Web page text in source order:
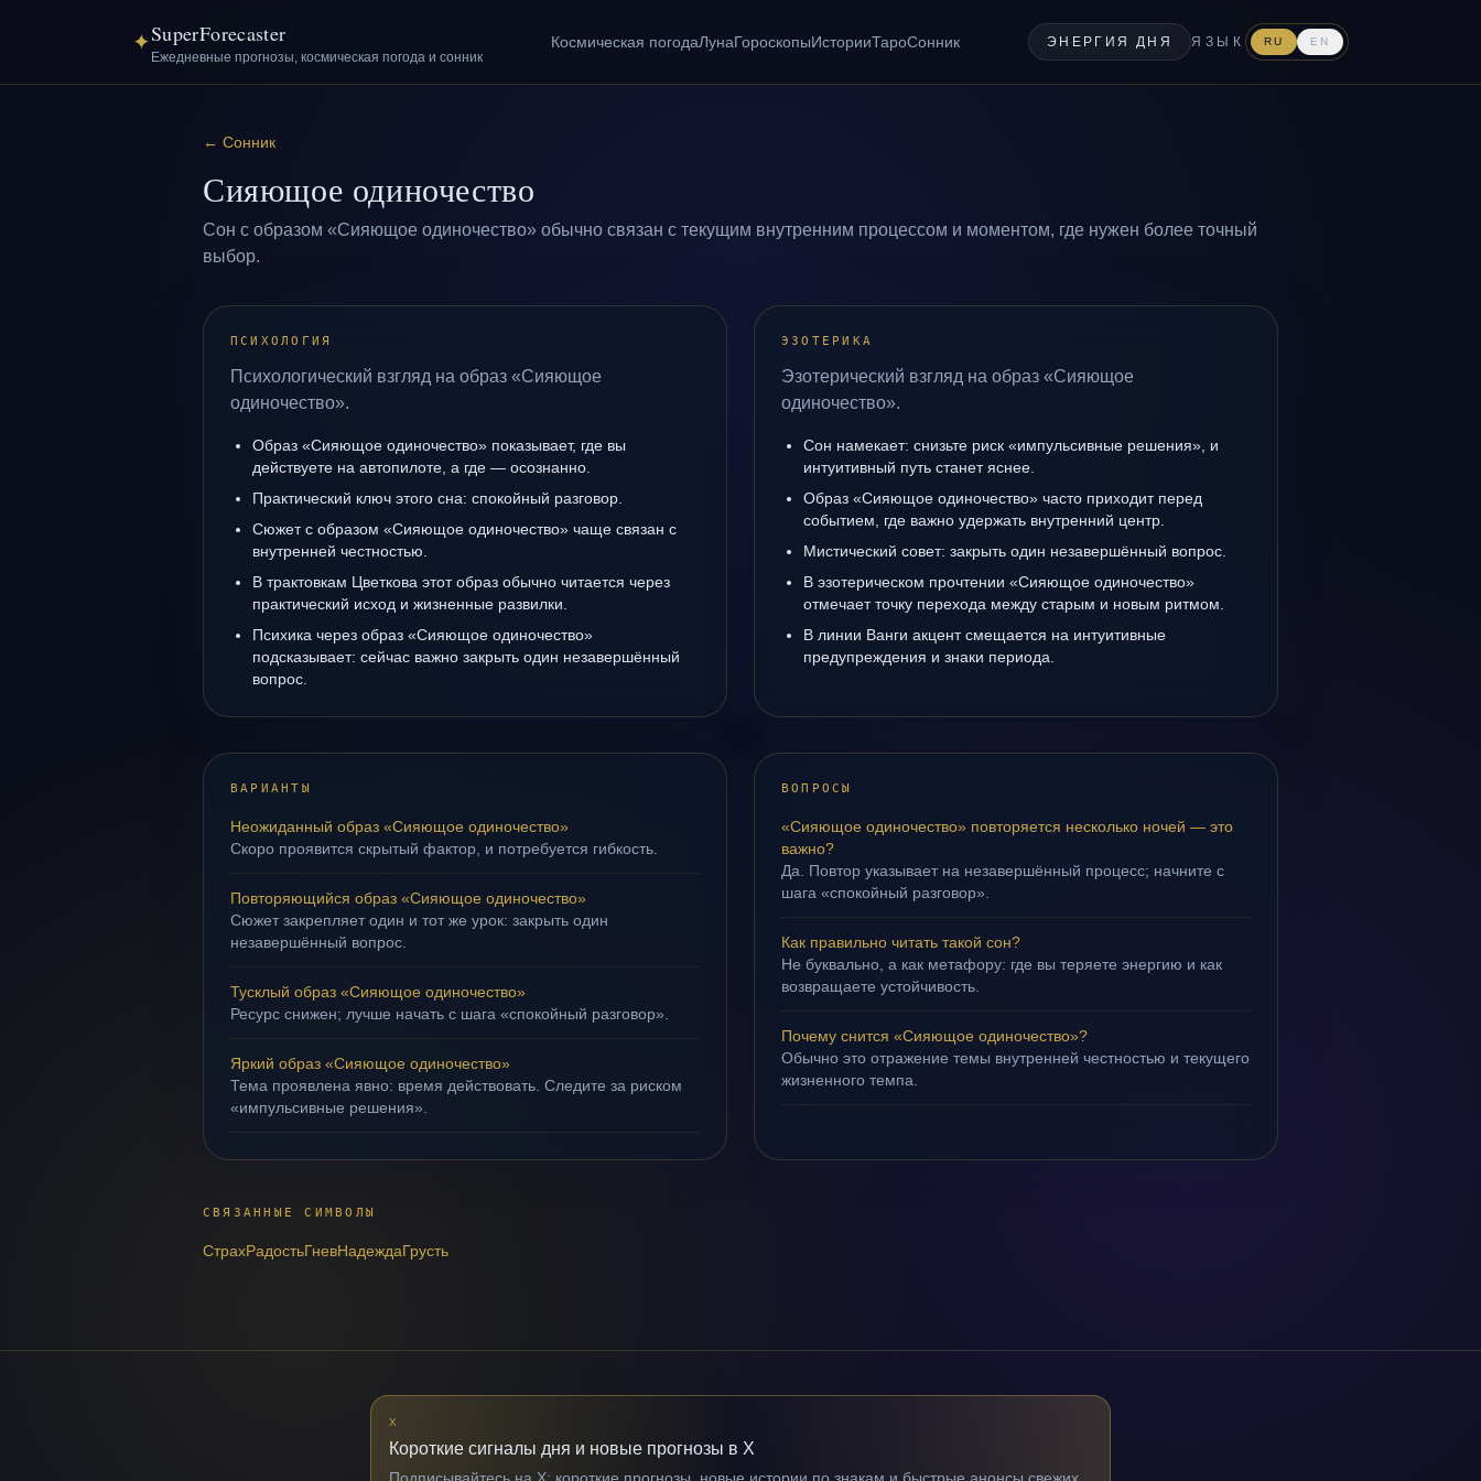
✦SuperForecaster
Ежедневные прогнозы, космическая погода и сонник
Космическая погодаЛунаГороскопыИсторииТароСонник ЭНЕРГИЯ ДНЯ ЯЗЫК RU EN
← Сонник
Сияющое одиночество
Сон с образом «Сияющое одиночество» обычно связан с текущим внутренним процессом и моментом, где нужен более точный
выбор.
ПСИХОЛОГИЯ
Психологический взгляд на образ «Сияющое
одиночество».
Образ «Сияющое одиночество» показывает, где вы
действуете на автопилоте, а где — осознанно.
Практический ключ этого сна: спокойный разговор.
Сюжет с образом «Сияющое одиночество» чаще связан с
внутренней честностью.
В трактовкам Цветкова этот образ обычно читается через
практический исход и жизненные развилки.
Психика через образ «Сияющое одиночество»
подсказывает: сейчас важно закрыть один незавершённый
вопрос.
ЭЗОТЕРИКА
Эзотерический взгляд на образ «Сияющое
одиночество».
Сон намекает: снизьте риск «импульсивные решения», и
интуитивный путь станет яснее.
Образ «Сияющое одиночество» часто приходит перед
событием, где важно удержать внутренний центр.
Мистический совет: закрыть один незавершённый вопрос.
В эзотерическом прочтении «Сияющое одиночество»
отмечает точку перехода между старым и новым ритмом.
В линии Ванги акцент смещается на интуитивные
предупреждения и знаки периода.
ВАРИАНТЫ
Неожиданный образ «Сияющое одиночество»
Скоро проявится скрытый фактор, и потребуется гибкость.
Повторяющийся образ «Сияющое одиночество»
Сюжет закрепляет один и тот же урок: закрыть один
незавершённый вопрос.
Тусклый образ «Сияющое одиночество»
Ресурс снижен; лучше начать с шага «спокойный разговор».
Яркий образ «Сияющое одиночество»
Тема проявлена явно: время действовать. Следите за риском
«импульсивные решения».
ВОПРОСЫ
«Сияющое одиночество» повторяется несколько ночей — это
важно?
Да. Повтор указывает на незавершённый процесс; начните с
шага «спокойный разговор».
Как правильно читать такой сон?
Не буквально, а как метафору: где вы теряете энергию и как
возвращаете устойчивость.
Почему снится «Сияющое одиночество»?
Обычно это отражение темы внутренней честностью и текущего
жизненного темпа.
СВЯЗАННЫЕ СИМВОЛЫ
СтрахРадостьГневНадеждаГрусть
X
Короткие сигналы дня и новые прогнозы в X